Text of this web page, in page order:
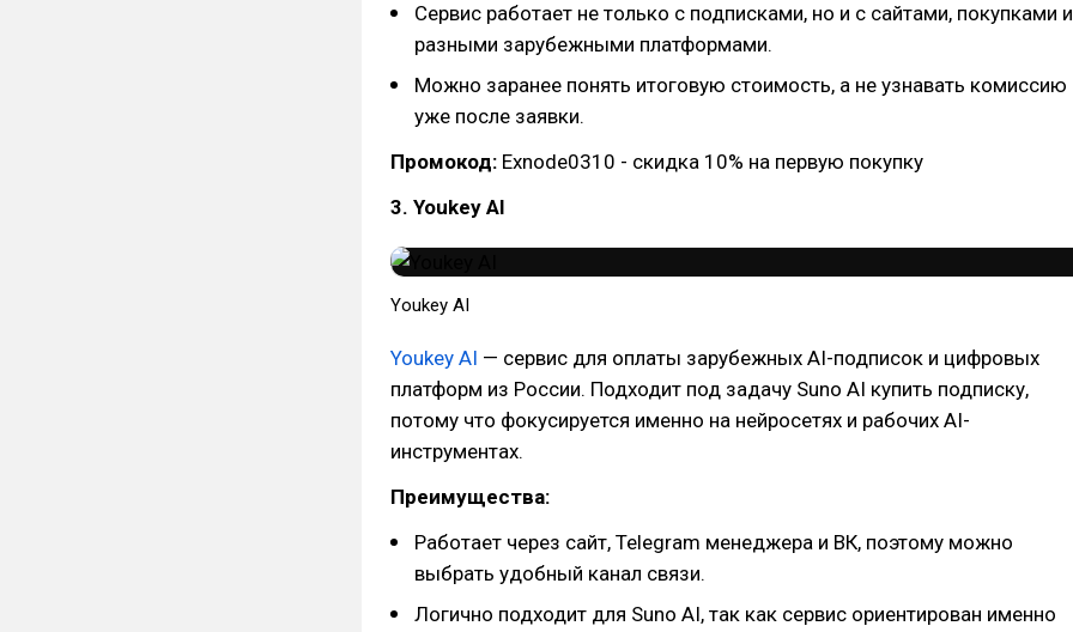
Сервис работает не только с подписками, но и с сайтами, покупками и
разными зарубежными платформами.
Можно заранее понять итоговую стоимость, а не узнавать комиссию
уже после заявки.
Промокод: Exnode0310 - скидка 10% на первую покупку
3. Youkey AI
Youkey AI
Youkey AI — сервис для оплаты зарубежных AI-подписок и цифровых
платформ из России. Подходит под задачу Suno AI купить подписку,
потому что фокусируется именно на нейросетях и рабочих AI-
инструментах.
Преимущества:
Работает через сайт, Telegram менеджера и ВК, поэтому можно
выбрать удобный канал связи.
Логично подходит для Suno AI, так как сервис ориентирован именно